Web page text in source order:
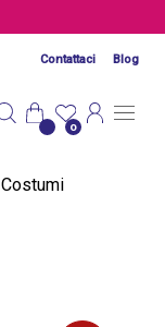
Contattaci Blog
0
Costumi